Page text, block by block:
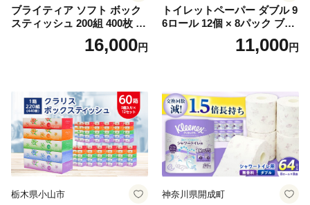
ブライティア ソフト ボック
スティッシュ 200組 400枚 60
箱 日本製 まとめ買い ティッ
シュ リサイクル 長持 防災 常
倶知安町 日用品
16,000円
トイレットペーパー ダブル 9
6ロール 12個 × 8パック ブラ
ンカ 再生紙 100％ 芯あり 日
用品 消耗品 無香料 生活用品
11,000円
栃木県小山市 神奈川県開成町